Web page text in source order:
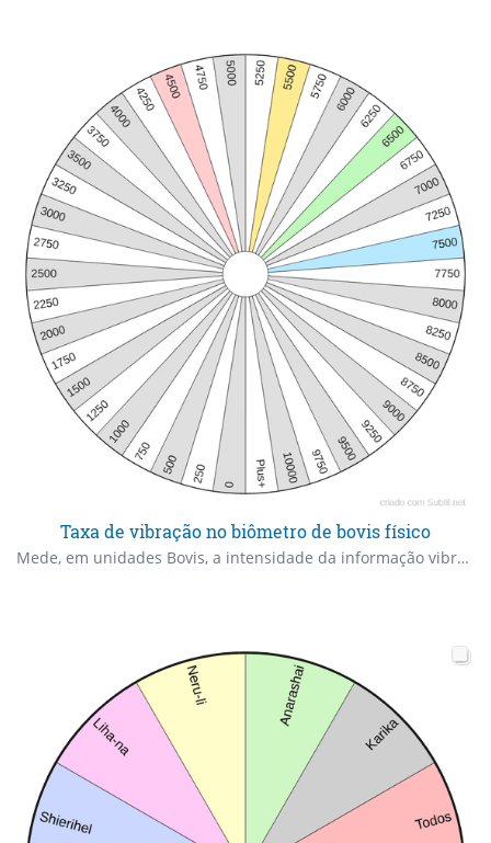
Taxa de vibração no biômetro de bovis físico
Mede, em unidades Bovis, a intensidade da informação vibracional associada ao plano energético dos seres vivos, doenças, alimentos e lugares. Foi criado por Bovis e desenvolvido por Simoneton.